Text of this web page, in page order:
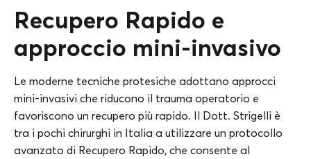
Recupero Rapido e
approccio mini-invasivo
Le moderne tecniche protesiche adottano approcci
mini-invasivi che riducono il trauma operatorio e
favoriscono un recupero più rapido. Il Dott. Strigelli è
tra i pochi chirurghi in Italia a utilizzare un protocollo
avanzato di Recupero Rapido, che consente al